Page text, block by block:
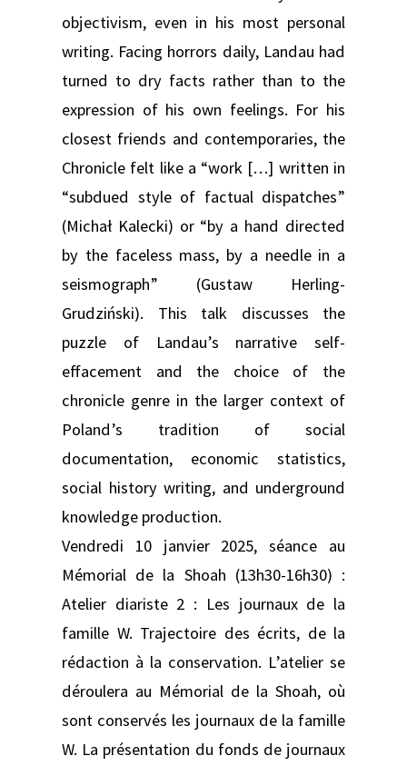
objectivism, even in his most personal
writing. Facing horrors daily, Landau had
turned to dry facts rather than to the
expression of his own feelings. For his
closest friends and contemporaries, the
Chronicle felt like a “work […] written in
“subdued style of factual dispatches”
(Michał Kalecki) or “by a hand directed
by the faceless mass, by a needle in a
seismograph” (Gustaw Herling-
Grudziński). This talk discusses the
puzzle of Landau’s narrative self-
effacement and the choice of the
chronicle genre in the larger context of
Poland’s tradition of social
documentation, economic statistics,
social history writing, and underground
knowledge production.
Vendredi 10 janvier 2025, séance au
Mémorial de la Shoah (13h30-16h30) :
Atelier diariste 2 : Les journaux de la
famille W. Trajectoire des écrits, de la
rédaction à la conservation. L’atelier se
déroulera au Mémorial de la Shoah, où
sont conservés les journaux de la famille
W. La présentation du fonds de journaux